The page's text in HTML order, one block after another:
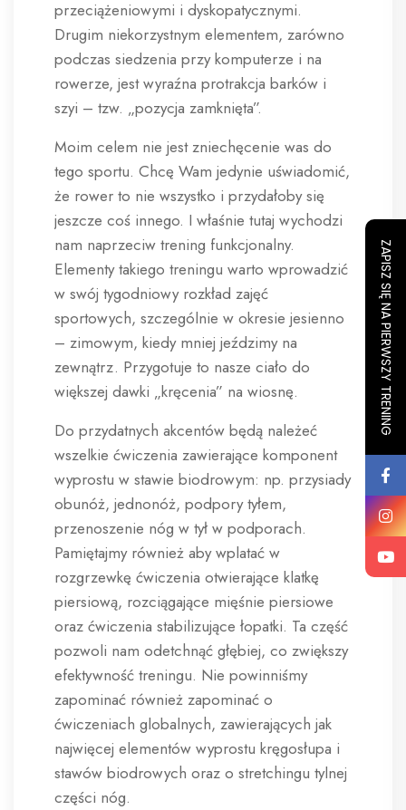
przeciążeniowymi i dyskopatycznymi.
Drugim niekorzystnym elementem, zarówno
podczas siedzenia przy komputerze i na
rowerze, jest wyraźna protrakcja barków i
szyi – tzw. „pozycja zamknięta”.
Moim celem nie jest zniechęcenie was do
tego sportu. Chcę Wam jedynie uświadomić,
że rower to nie wszystko i przydałoby się
jeszcze coś innego. I właśnie tutaj wychodzi
nam naprzeciw trening funkcjonalny.
Elementy takiego treningu warto wprowadzić
w swój tygodniowy rozkład zajęć
sportowych, szczególnie w okresie jesienno
– zimowym, kiedy mniej jeździmy na
zewnątrz. Przygotuje to nasze ciało do
większej dawki „kręcenia” na wiosnę.
Do przydatnych akcentów będą należeć
wszelkie ćwiczenia zawierające komponent
wyprostu w stawie biodrowym: np. przysiady
obunóż, jednonóż, podpory tyłem,
przenoszenie nóg w tył w podporach.
Pamiętajmy również aby wplatać w
rozgrzewkę ćwiczenia otwierające klatkę
piersiową, rozciągające mięśnie piersiowe
oraz ćwiczenia stabilizujące łopatki. Ta część
pozwoli nam odetchnąć głębiej, co zwiększy
efektywność treningu. Nie powinniśmy
zapominać również zapominać o
ćwiczeniach globalnych, zawierających jak
najwięcej elementów wyprostu kręgosłupa i
stawów biodrowych oraz o stretchingu tylnej
części nóg.
ZAPISZ SIĘ NA PIERWSZY TRENING